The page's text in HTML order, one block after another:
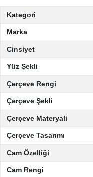
Kategori
Marka
Cinsiyet
Yüz Şekli
Çerçeve Rengi
Çerçeve Şekli
Çerçeve Materyali
Çerçeve Tasarımı
Cam Özelliği
Cam Rengi